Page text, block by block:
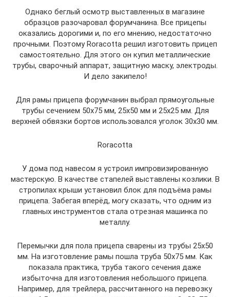
Однако беглый осмотр выставленных в магазине
образцов разочаровал форумчанина. Все прицепы
оказались дорогими и, по его мнению, недостаточно
прочными. Поэтому Roracotta решил изготовить прицеп
самостоятельно. Для этого он купил металлические
трубы, сварочный аппарат, защитную маску, электроды.
И дело закипело!
Для рамы прицепа форумчанин выбрал прямоугольные
трубы сечением 50х75 мм, 25х50 мм и 25х25 мм. Для
верхней обвязки бортов использовался уголок 30х30 мм.
Roracotta
У дома под навесом я устроил импровизированную
мастерскую. В качестве стапелей выставлены козлики. В
стропилах крыши установил блок для подъёма рамы
прицепа. Забегая вперёд, могу сказать, что одним из
главных инструментов стала отрезная машинка по
металлу.
Перемычки для пола прицепа сварены из трубы 25х50
мм. На изготовление рамы пошла труба 50х75 мм. Как
показала практика, труба такого сечения даже
избыточна для изготовления небольшого прицепа.
Например, для трейлера, рассчитанного на перевозку